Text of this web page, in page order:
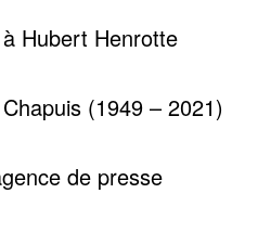
Hubert Henrotte
(1949 – 2021)
de presse